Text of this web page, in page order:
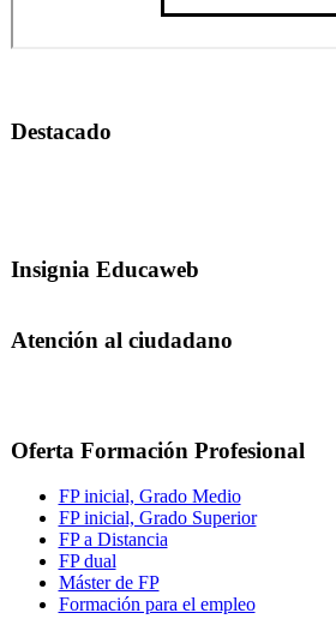
Destacado
Insignia Educaweb
Atención al ciudadano
Oferta Formación Profesional
FP inicial, Grado Medio
FP inicial, Grado Superior
FP a Distancia
FP dual
Máster de FP
Formación para el empleo